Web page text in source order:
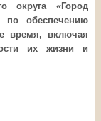
округа «Город
по обеспечению
время, включая
их жизни и